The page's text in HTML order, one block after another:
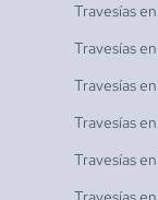
Travesías en
Travesías en
Travesías en
Travesías en
Travesías en